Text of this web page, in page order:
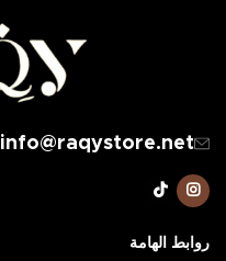
info@raqystore.net
روابط الهامة